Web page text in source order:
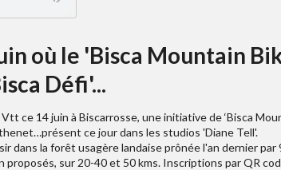
où le 'Bisca Mountain
Défi'...
Vtt ce 14 juin à Biscarrosse, une initiative de ‘Bisca
ce jour dans les studios 'Diane Tell'.
dans la forêt usagère landaise prônée l'an dernier
sur 20-40 et 50 kms. Inscriptions par QR